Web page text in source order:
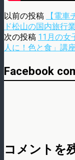
以前の投稿
【電
ド松山の国内旅行
次の投稿 11月の女
人に！色と食」講
Facebook
コメントを